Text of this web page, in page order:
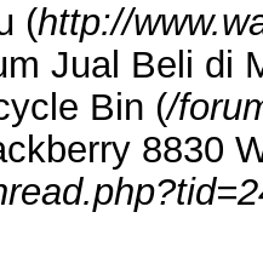
(http://
Jual Beli di
Bin (/
8830